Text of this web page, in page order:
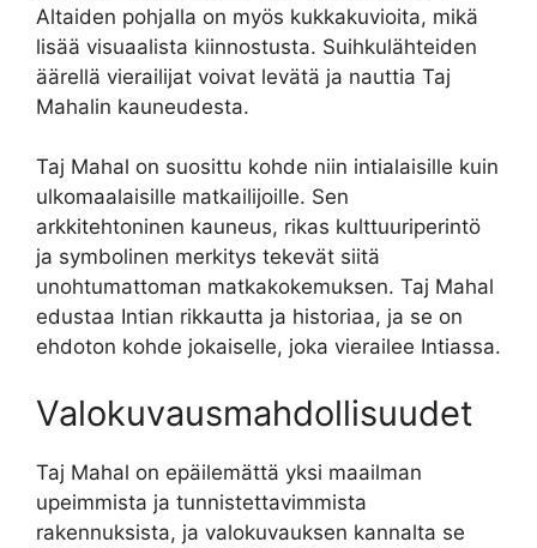
Altaiden pohjalla on myös kukkakuvioita, mikä
lisää visuaalista kiinnostusta. Suihkulähteiden
äärellä vierailijat voivat levätä ja nauttia Taj
Mahalin kauneudesta.
Taj Mahal on suosittu kohde niin intialaisille kuin
ulkomaalaisille matkailijoille. Sen
arkkitehtoninen kauneus, rikas kulttuuriperintö
ja symbolinen merkitys tekevät siitä
unohtumattoman matkakokemuksen. Taj Mahal
edustaa Intian rikkautta ja historiaa, ja se on
ehdoton kohde jokaiselle, joka vierailee Intiassa.
Valokuvausmahdollisuudet
Taj Mahal on epäilemättä yksi maailman
upeimmista ja tunnistettavimmista
rakennuksista, ja valokuvauksen kannalta se